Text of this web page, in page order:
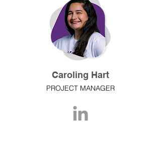
Caroling Hart
PROJECT MANAGER